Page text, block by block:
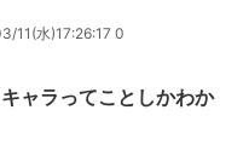
11(水)17:26:17 0
ャラってことしかわか